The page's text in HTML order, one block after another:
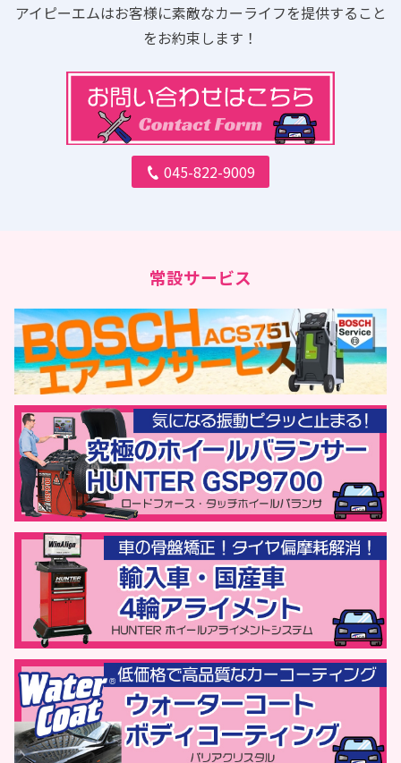
アイピーエムはお客様に素敵なカーライフを提供すること
をお約束します！
045-822-9009
常設サービス